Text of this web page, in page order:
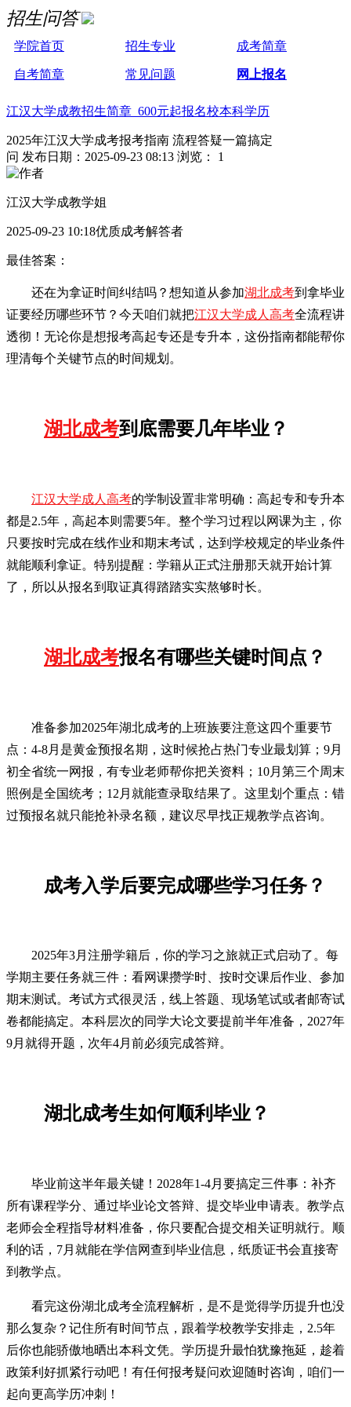
招生问答
学院首页 招生专业 成考简章
自考简章 常见问题 网上报名
江汉大学成教招生简章 600元起报名校本科学历
2025年江汉大学成考报考指南 流程答疑一篇搞定
问 发布日期：2025-09-23 08:13 浏览： 1
江汉大学成教学姐
2025-09-23 10:18优质成考解答者
最佳答案：
还在为拿证时间纠结吗？想知道从参加湖北成考到拿毕业
证要经历哪些环节？今天咱们就把江汉大学成人高考全流程讲
透彻！无论你是想报考高起专还是专升本，这份指南都能帮你
理清每个关键节点的时间规划。
湖北成考到底需要几年毕业？
江汉大学成人高考的学制设置非常明确：高起专和专升本
都是2.5年，高起本则需要5年。整个学习过程以网课为主，你
只要按时完成在线作业和期末考试，达到学校规定的毕业条件
就能顺利拿证。特别提醒：学籍从正式注册那天就开始计算
了，所以从报名到取证真得踏踏实实熬够时长。
湖北成考报名有哪些关键时间点？
准备参加2025年湖北成考的上班族要注意这四个重要节
点：4-8月是黄金预报名期，这时候抢占热门专业最划算；9月
初全省统一网报，有专业老师帮你把关资料；10月第三个周末
照例是全国统考；12月就能查录取结果了。这里划个重点：错
过预报名就只能抢补录名额，建议尽早找正规教学点咨询。
成考入学后要完成哪些学习任务？
2025年3月注册学籍后，你的学习之旅就正式启动了。每
学期主要任务就三件：看网课攒学时、按时交课后作业、参加
期末测试。考试方式很灵活，线上答题、现场笔试或者邮寄试
卷都能搞定。本科层次的同学大论文要提前半年准备，2027年
9月就得开题，次年4月前必须完成答辩。
湖北成考生如何顺利毕业？
毕业前这半年最关键！2028年1-4月要搞定三件事：补齐
所有课程学分、通过毕业论文答辩、提交毕业申请表。教学点
老师会全程指导材料准备，你只要配合提交相关证明就行。顺
利的话，7月就能在学信网查到毕业信息，纸质证书会直接寄
到教学点。
看完这份湖北成考全流程解析，是不是觉得学历提升也没
那么复杂？记住所有时间节点，跟着学校教学安排走，2.5年
后你也能骄傲地晒出本科文凭。学历提升最怕犹豫拖延，趁着
政策利好抓紧行动吧！有任何报考疑问欢迎随时咨询，咱们一
起向更高学历冲刺！